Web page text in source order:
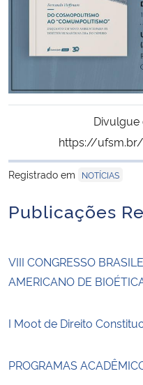
Secretaria-Geral
Gabinete de Segurança
Advocacia-Geral da União
Banco Central do Brasil
Planalto
Divulgue
https://
Registrado em
NOTÍCIAS
Publicações
VIII CONGRESSO
AMERICANO DE
I Moot de Direito
PROGRAMAS